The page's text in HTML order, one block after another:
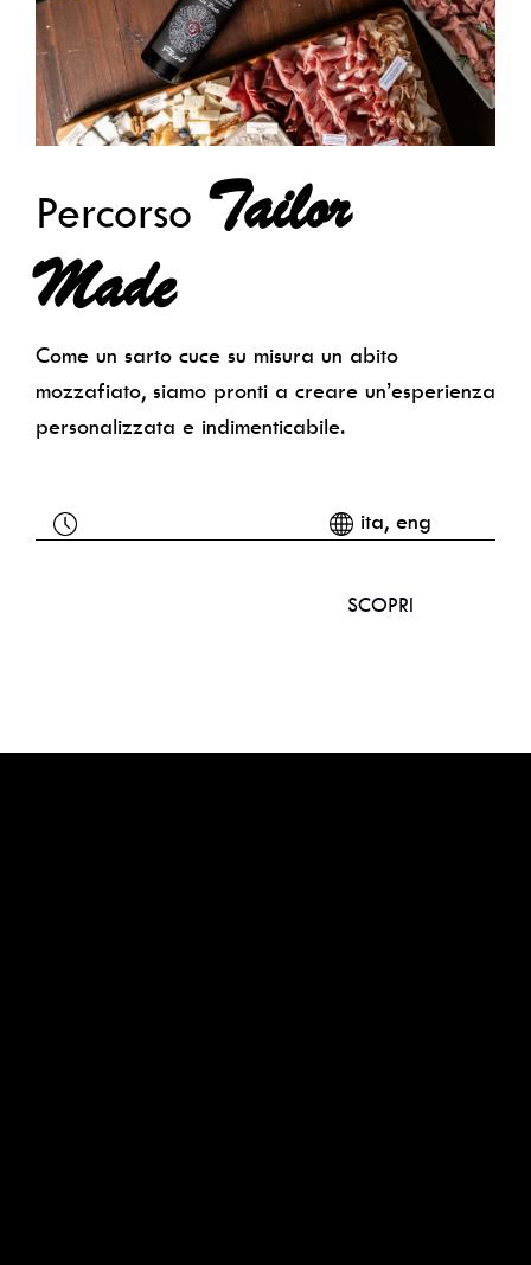
Percorso Tailor
Made
Come un sarto cuce su misura un abito
mozzafiato, siamo pronti a creare un’esperienza
personalizzata e indimenticabile.
ita, eng
SCOPRI